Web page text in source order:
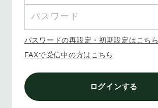
パスワードの再設定・初期設定はこちら
FAXで受信中の方はこちら
ログインする